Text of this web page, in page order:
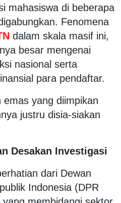
mahasiswa di beberapa
Fenomena
dalam skala masif ini,
besar mengenai
nasional serta
para pendaftar.
yang diimpikan
justru disia-siakan
Desakan Investigasi
dari Dewan
Indonesia (DPR